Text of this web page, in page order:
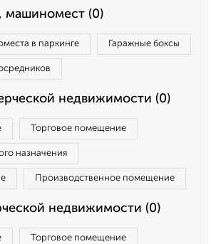
машиномест (0)
в паркинге Гаражные боксы
недвижимости (0)
Торговое помещение
назначения
Производственное помещение
недвижимости (0)
Торговое помещение